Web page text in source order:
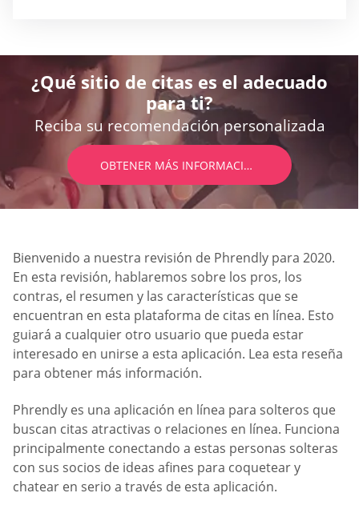
¿Qué sitio de citas es el adecuado
para ti?
Reciba su recomendación personalizada
OBTENER MÁS INFORMACIÓN
Bienvenido a nuestra revisión de Phrendly para 2020.
En esta revisión, hablaremos sobre los pros, los
contras, el resumen y las características que se
encuentran en esta plataforma de citas en línea. Esto
guiará a cualquier otro usuario que pueda estar
interesado en unirse a esta aplicación. Lea esta reseña
para obtener más información.
Phrendly es una aplicación en línea para solteros que
buscan citas atractivas o relaciones en línea. Funciona
principalmente conectando a estas personas solteras
con sus socios de ideas afines para coquetear y
chatear en serio a través de esta aplicación.